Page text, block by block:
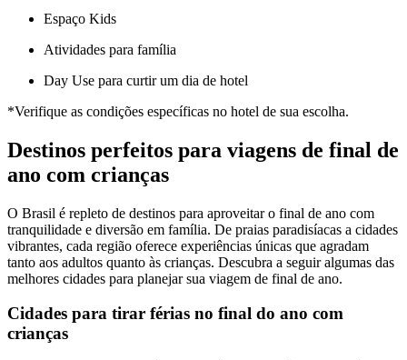
Espaço Kids
Atividades para família
Day Use para curtir um dia de hotel
*Verifique as condições específicas no hotel de sua escolha.
Destinos perfeitos para viagens de final de
ano com crianças
O Brasil é repleto de destinos para aproveitar o final de ano com
tranquilidade e diversão em família. De praias paradisíacas a cidades
vibrantes, cada região oferece experiências únicas que agradam
tanto aos adultos quanto às crianças. Descubra a seguir algumas das
melhores cidades para planejar sua viagem de final de ano.
Cidades para tirar férias no final do ano com
crianças